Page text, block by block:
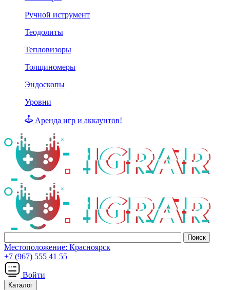
Ручной иструмент
Теодолиты
Тепловизоры
Толщиномеры
Эндоскопы
Уровни
Аренда игр и аккаунтов!
Местоположение: Красноярск
+7 (967) 555 41 55
Войти
Каталог